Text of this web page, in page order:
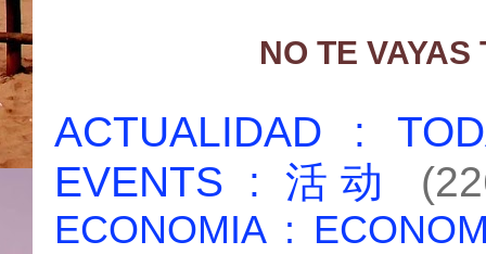
NO TE
ACTUALIDAD :
EVENTS : 活动
ECONOMIA :